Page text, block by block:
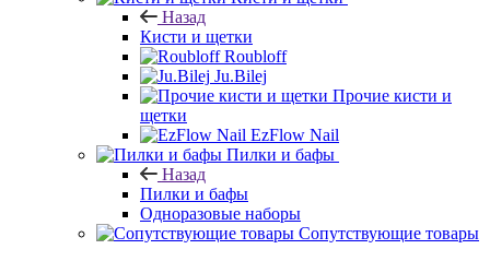
Назад
Кисти и щетки
Roubloff
Ju.Bilej
Прочие кисти и
щетки
EzFlow Nail
Пилки и бафы
Назад
Пилки и бафы
Одноразовые наборы
Сопутствующие товары